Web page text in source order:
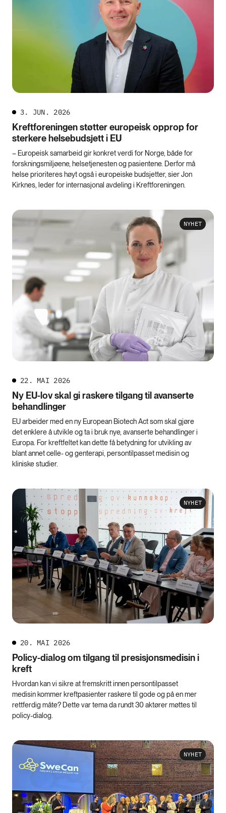
3. JUN. 2026
Kreftforeningen støtter europeisk opprop for
sterkere helsebudsjett i EU
– Europeisk samarbeid gir konkret verdi for Norge, både for
forskningsmiljøene, helsetjenesten og pasientene. Derfor må
helse prioriteres høyt også i europeiske budsjetter, sier Jon
Kirknes, leder for internasjonal avdeling i Kreftforeningen.
NYHET
22. MAI 2026
Ny EU-lov skal gi raskere tilgang til avanserte
behandlinger
EU arbeider med en ny European Biotech Act som skal gjøre
det enklere å utvikle og ta i bruk nye, avanserte behandlinger i
Europa. For kreftfeltet kan dette få betydning for utvikling av
blant annet celle- og genterapi, persontilpasset medisin og
kliniske studier.
NYHET
20. MAI 2026
Policy-dialog om tilgang til presisjonsmedisin i
kreft
Hvordan kan vi sikre at fremskritt innen persontilpasset
medisin kommer kreftpasienter raskere til gode og på en mer
rettferdig måte? Dette var tema da rundt 30 aktører møttes til
policy-dialog.
NYHET